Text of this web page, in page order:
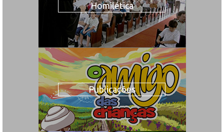
Homilética
Publicações